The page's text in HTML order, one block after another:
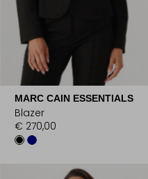
MARC CAIN ESSENTIALS
Blazer
€ 270,00